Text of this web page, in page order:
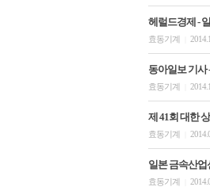
헤럴드경제 -
효동기계
동아일보 기사
효동기계
제 41회 대한
효동기계
일본 금속산업
효동기계